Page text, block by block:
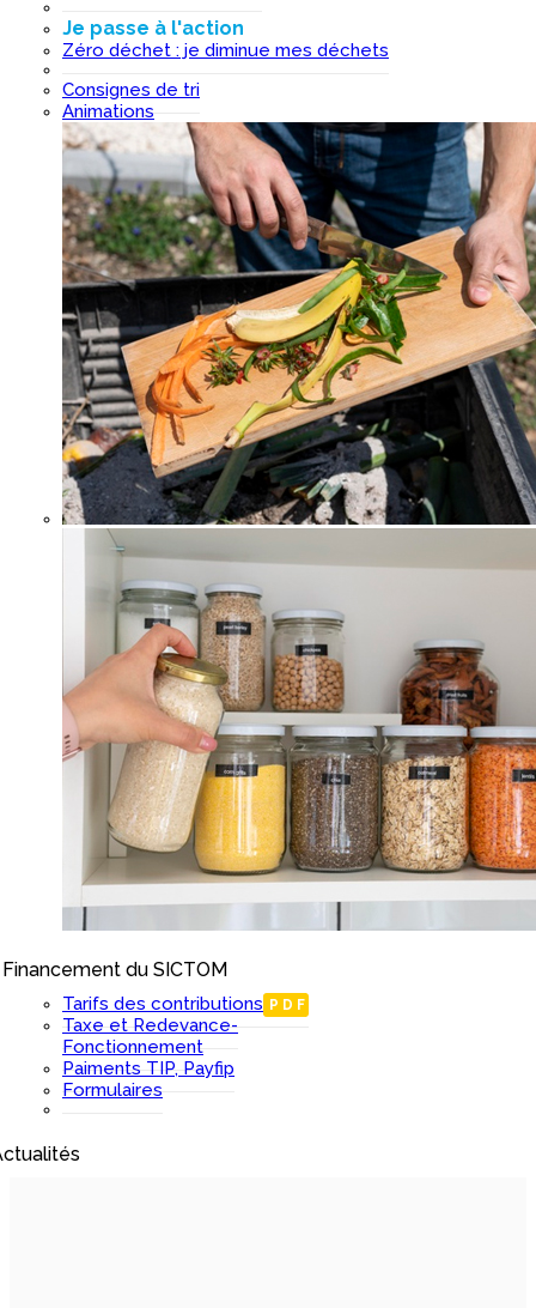
Je passe à l'action
Zéro déchet : je diminue mes déchets
Consignes de tri
Animations
Financement du SICTOM
Tarifs des contributions PDF
Taxe et Redevance-
Fonctionnement
Paiments TIP, Payfip
Formulaires